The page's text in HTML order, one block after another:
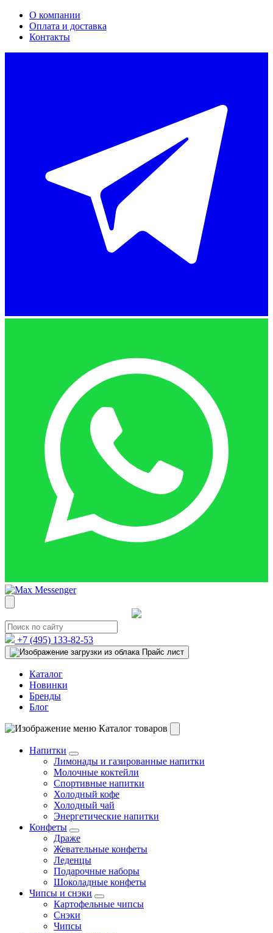
О компании
Оплата и доставка
Контакты
+7 (495) 133-82-53
Прайс лист
Каталог
Новинки
Бренды
Блог
Каталог товаров
Напитки
Лимонады и газированные напитки
Молочные коктейли
Спортивные напитки
Холодный кофе
Холодный чай
Энергетические напитки
Конфеты
Драже
Жевательные конфеты
Леденцы
Подарочные наборы
Шоколадные конфеты
Чипсы и снэки
Картофельные чипсы
Снэки
Чипсы